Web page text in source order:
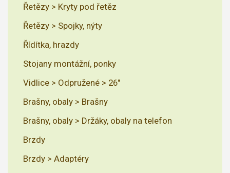
Řetězy > Kryty pod řetěz
Řetězy > Spojky, nýty
Řídítka, hrazdy
Stojany montážní, ponky
Vidlice > Odpružené > 26"
Brašny, obaly > Brašny
Brašny, obaly > Držáky, obaly na telefon
Brzdy
Brzdy > Adaptéry